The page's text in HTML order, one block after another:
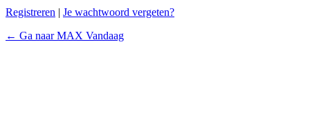
Registreren | Je wachtwoord vergeten?
← Ga naar MAX Vandaag